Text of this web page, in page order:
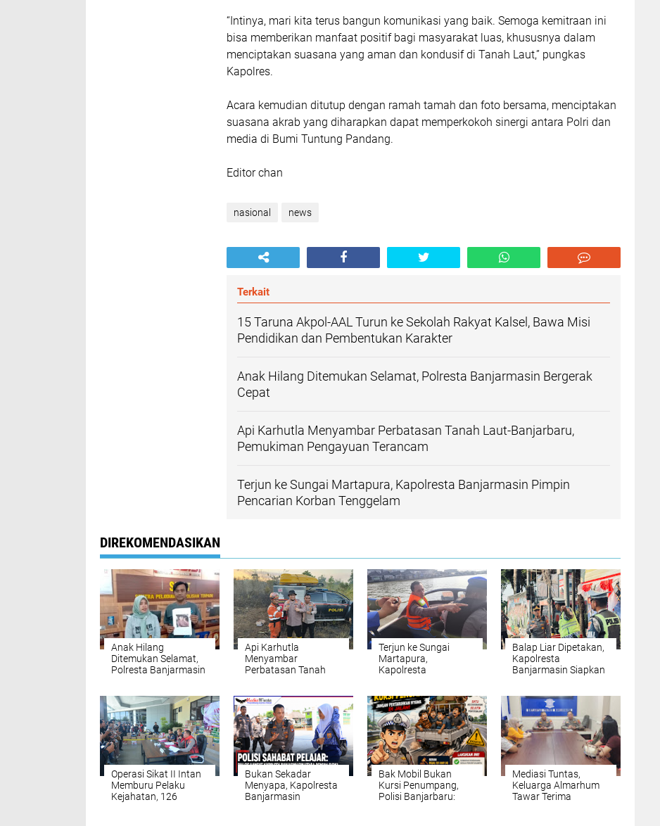
“Intinya, mari kita terus bangun komunikasi yang baik. Semoga kemitraan ini
bisa memberikan manfaat positif bagi masyarakat luas, khususnya dalam
menciptakan suasana yang aman dan kondusif di Tanah Laut,” pungkas
Kapolres.
Acara kemudian ditutup dengan ramah tamah dan foto bersama, menciptakan
suasana akrab yang diharapkan dapat memperkokoh sinergi antara Polri dan
media di Bumi Tuntung Pandang.
Editor chan
nasional news
Terkait
15 Taruna Akpol-AAL Turun ke Sekolah Rakyat Kalsel, Bawa Misi
Pendidikan dan Pembentukan Karakter
Anak Hilang Ditemukan Selamat, Polresta Banjarmasin Bergerak
Cepat
Api Karhutla Menyambar Perbatasan Tanah Laut-Banjarbaru,
Pemukiman Pengayuan Terancam
Terjun ke Sungai Martapura, Kapolresta Banjarmasin Pimpin
Pencarian Korban Tenggelam
DIREKOMENDASIKAN
Anak Hilang
Ditemukan Selamat,
Polresta Banjarmasin
Api Karhutla
Menyambar
Perbatasan Tanah
Pengayuan Terancam
Terjun ke Sungai
Martapura,
Kapolresta
Tenggelam
Balap Liar Dipetakan,
Kapolresta
Banjarmasin Siapkan
Operasi Sikat II Intan
Memburu Pelaku
Kejahatan, 126
Bukan Sekadar
Menyapa, Kapolresta
Banjarmasin
Bak Mobil Bukan
Kursi Penumpang,
Polisi Banjarbaru:
Mediasi Tuntas,
Keluarga Almarhum
Tawar Terima